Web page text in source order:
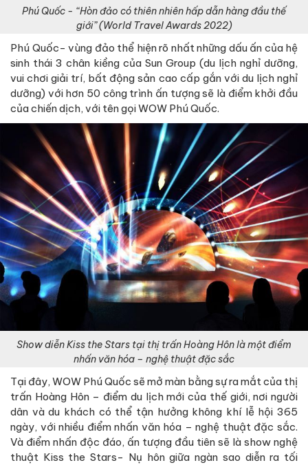
Phú Quốc - “Hòn đảo có thiên nhiên hấp dẫn hàng đầu thế
giới” (World Travel Awards 2022)
Phú Quốc- vùng đảo thể hiện rõ nhất những dấu ấn của hệ
sinh thái 3 chân kiềng của Sun Group (du lịch nghỉ dưỡng,
vui chơi giải trí, bất động sản cao cấp gắn với du lịch nghỉ
dưỡng) với hơn 50 công trình ấn tượng sẽ là điểm khởi đầu
của chiến dịch, với tên gọi WOW Phú Quốc.
Show diễn Kiss the Stars tại thị trấn Hoàng Hôn là một điểm
nhấn văn hóa – nghệ thuật đặc sắc
Tại đây, WOW Phú Quốc sẽ mở màn bằng sự ra mắt của thị
trấn Hoàng Hôn – điểm du lịch mới của thế giới, nơi người
dân và du khách có thể tận hưởng không khí lễ hội 365
ngày, với nhiều điểm nhấn văn hóa – nghệ thuật đặc sắc.
Và điểm nhấn độc đáo, ấn tượng đầu tiên sẽ là show nghệ
thuật Kiss the Stars- Nụ hôn giữa ngàn sao diễn ra tối